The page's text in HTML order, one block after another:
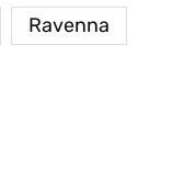
Ravenna